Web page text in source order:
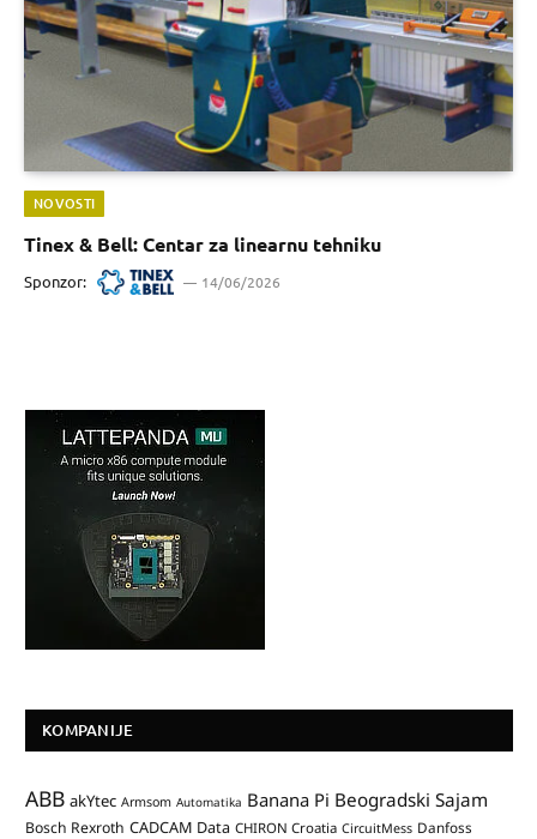
NOVOSTI
Tinex & Bell: Centar za linearnu tehniku
Sponzor: 14/06/2026
KOMPANIJE
ABB akYtec Armsom Automatika Banana Pi Beogradski Sajam
Bosch Rexroth CADCAM Data CHIRON Croatia CircuitMess Danfoss